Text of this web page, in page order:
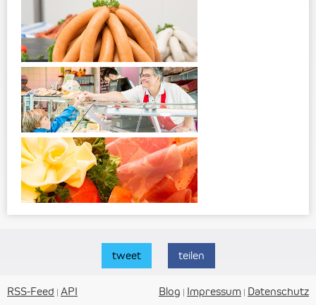
tweet teilen
RSS-Feed | API Blog | Impressum | Datenschutz